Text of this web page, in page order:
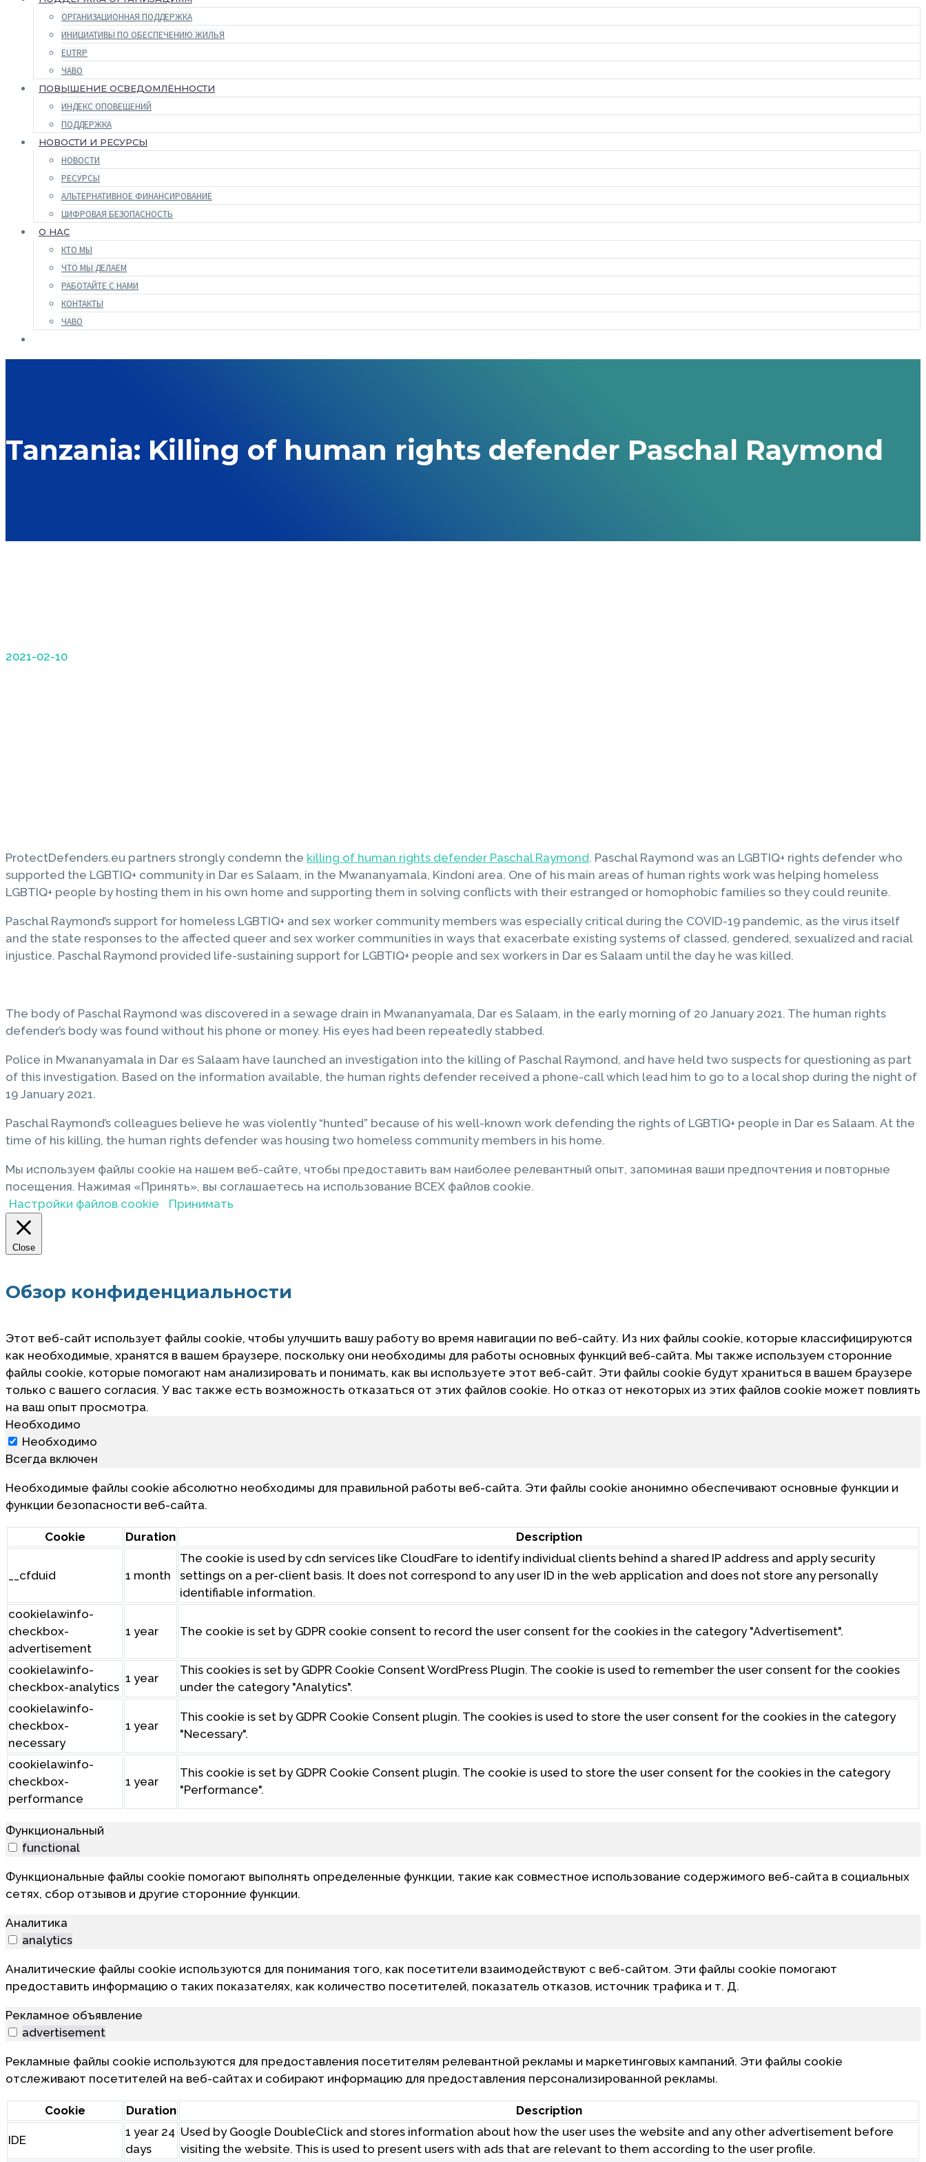
ОРГАНИЗАЦИОННАЯ ПОДДЕРЖКА
ИНИЦИАТИВЫ ПО ОБЕСПЕЧЕНИЮ ЖИЛЬЯ
EUTRP
ЧАВО
ПОВЫШЕНИЕ ОСВЕДОМЛЁННОСТИ
ИНДЕКС ОПОВЕЩЕНИЙ
ПОДДЕРЖКА
НОВОСТИ И РЕСУРСЫ
НОВОСТИ
РЕСУРСЫ
АЛЬТЕРНАТИВНОЕ ФИНАНСИРОВАНИЕ
ЦИФРОВАЯ БЕЗОПАСНОСТЬ
О НАС
КТО МЫ
ЧТО МЫ ДЕЛАЕМ
РАБОТАЙТЕ С НАМИ
КОНТАКТЫ
ЧАВО
Tanzania: Killing of human rights defender Paschal Raymond
2021-02-10
ProtectDefenders.eu partners strongly condemn the killing of human rights defender Paschal Raymond. Paschal Raymond was an LGBTIQ+ rights defender who
supported the LGBTIQ+ community in Dar es Salaam, in the Mwananyamala, Kindoni area. One of his main areas of human rights work was helping homeless
LGBTIQ+ people by hosting them in his own home and supporting them in solving conflicts with their estranged or homophobic families so they could reunite.
Paschal Raymond’s support for homeless LGBTIQ+ and sex worker community members was especially critical during the COVID-19 pandemic, as the virus itself
and the state responses to the affected queer and sex worker communities in ways that exacerbate existing systems of classed, gendered, sexualized and racial
injustice. Paschal Raymond provided life-sustaining support for LGBTIQ+ people and sex workers in Dar es Salaam until the day he was killed.
The body of Paschal Raymond was discovered in a sewage drain in Mwananyamala, Dar es Salaam, in the early morning of 20 January 2021. The human rights
defender’s body was found without his phone or money. His eyes had been repeatedly stabbed.
Police in Mwananyamala in Dar es Salaam have launched an investigation into the killing of Paschal Raymond, and have held two suspects for questioning as part
of this investigation. Based on the information available, the human rights defender received a phone-call which lead him to go to a local shop during the night of
19 January 2021.
Paschal Raymond’s colleagues believe he was violently “hunted” because of his well-known work defending the rights of LGBTIQ+ people in Dar es Salaam. At the
time of his killing, the human rights defender was housing two homeless community members in his home.
Мы используем файлы cookie на нашем веб-сайте, чтобы предоставить вам наиболее релевантный опыт, запоминая ваши предпочтения и повторные
посещения. Нажимая «Принять», вы соглашаетесь на использование ВСЕХ файлов cookie.
Настройки файлов cookie
Принимать
Close
Обзор конфиденциальности
Этот веб-сайт использует файлы cookie, чтобы улучшить вашу работу во время навигации по веб-сайту. Из них файлы cookie, которые классифицируются
как необходимые, хранятся в вашем браузере, поскольку они необходимы для работы основных функций веб-сайта. Мы также используем сторонние
файлы cookie, которые помогают нам анализировать и понимать, как вы используете этот веб-сайт. Эти файлы cookie будут храниться в вашем браузере
только с вашего согласия. У вас также есть возможность отказаться от этих файлов cookie. Но отказ от некоторых из этих файлов cookie может повлиять
на ваш опыт просмотра.
Необходимо
Необходимо
Всегда включен
Необходимые файлы cookie абсолютно необходимы для правильной работы веб-сайта. Эти файлы cookie анонимно обеспечивают основные функции и
функции безопасности веб-сайта.
Cookie Duration Description
__cfduid 1 month
The cookie is used by cdn services like CloudFare to identify individual clients behind a shared IP address and apply security
settings on a per-client basis. It does not correspond to any user ID in the web application and does not store any personally
identifiable information.
cookielawinfo-
checkbox-
advertisement
1 year The cookie is set by GDPR cookie consent to record the user consent for the cookies in the category "Advertisement".
cookielawinfo-
checkbox-analytics
1 year
This cookies is set by GDPR Cookie Consent WordPress Plugin. The cookie is used to remember the user consent for the cookies
under the category "Analytics".
cookielawinfo-
checkbox-
necessary
1 year
This cookie is set by GDPR Cookie Consent plugin. The cookies is used to store the user consent for the cookies in the category
"Necessary".
cookielawinfo-
checkbox-
performance
1 year
This cookie is set by GDPR Cookie Consent plugin. The cookie is used to store the user consent for the cookies in the category
"Performance".
Функциональный
functional
Функциональные файлы cookie помогают выполнять определенные функции, такие как совместное использование содержимого веб-сайта в социальных
сетях, сбор отзывов и другие сторонние функции.
Аналитика
analytics
Аналитические файлы cookie используются для понимания того, как посетители взаимодействуют с веб-сайтом. Эти файлы cookie помогают
предоставить информацию о таких показателях, как количество посетителей, показатель отказов, источник трафика и т. Д.
Рекламное объявление
advertisement
Рекламные файлы cookie используются для предоставления посетителям релевантной рекламы и маркетинговых кампаний. Эти файлы cookie
отслеживают посетителей на веб-сайтах и собирают информацию для предоставления персонализированной рекламы.
Cookie Duration Description
IDE
1 year 24
days
Used by Google DoubleClick and stores information about how the user uses the website and any other advertisement before
visiting the website. This is used to present users with ads that are relevant to them according to the user profile.